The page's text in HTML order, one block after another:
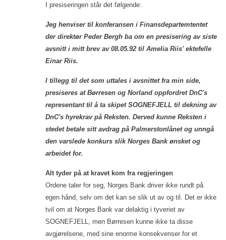
I presiseringen står det følgende:
Jeg henviser til konferansen i Finansdepartemtentet
der direktør Peder Bergh ba om en presisering av siste
avsnitt i mitt brev av 08.05.92 til Amelia Riis' ektefelle
Einar Riis.
I tillegg til det som uttales i avsnittet fra min side,
presiseres at Børresen og Norland oppfordret DnC's
representant til å ta skipet SOGNEFJELL til dekning av
DnC's hyrekrav på Reksten. Derved kunne Reksten i
stedet betale sitt avdrag på Palmerstonlånet og unngå
den varslede konkurs slik Norges Bank ønsket og
arbeidet for.
Alt tyder på at kravet kom fra regjeringen
Ordene taler for seg, Norges Bank driver ikke rundt på
egen hånd, selv om det kan se slik ut av og til. Det er ikke
tvil om at Norges Bank var delaktig i tyveriet av
SOGNEFJELL, men Børresen kunne ikke ta disse
avgjørelsene, med sine enorme konsekvenser for et